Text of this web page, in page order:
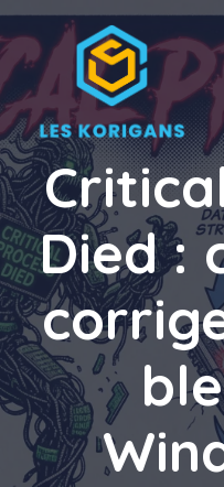
Aller
au
contenu
Died :